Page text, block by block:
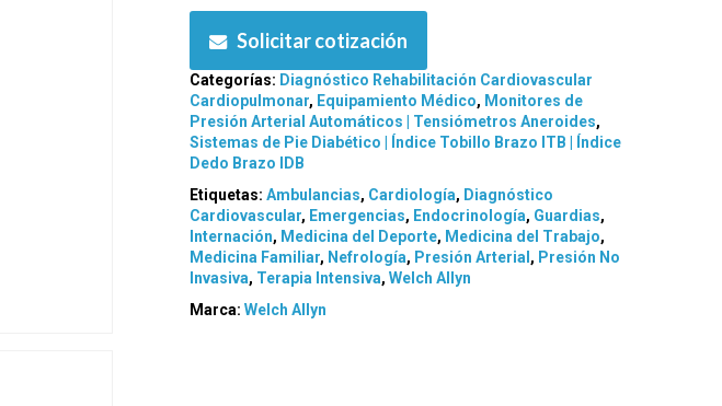
Solicitar cotización
Categorías: Diagnóstico Rehabilitación Cardiovascular
Cardiopulmonar, Equipamiento Médico, Monitores de
Presión Arterial Automáticos | Tensiómetros Aneroides,
Sistemas de Pie Diabético | Índice Tobillo Brazo ITB | Índice
Dedo Brazo IDB
Etiquetas:Ambulancias, Cardiología, Diagnóstico
Cardiovascular, Emergencias, Endocrinología, Guardias,
Internación, Medicina del Deporte, Medicina del Trabajo,
Medicina Familiar, Nefrología, Presión Arterial , Presión No
Invasiva, Terapia Intensiva,Welch Allyn
Marca:Welch Allyn